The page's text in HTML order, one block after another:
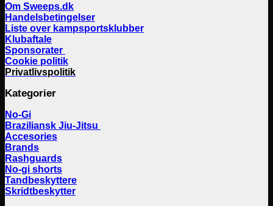
Om Sweeps.dk
Handelsbetingelser
Liste over kampsportsklubber
Klubaftale
Sponsorater
Cookie politik
Privatlivspolitik
Kategorier
No-Gi
Braziliansk Jiu-Jitsu
Accesories
Brands
Rashguards
No-gi shorts
Tandbeskyttere
Skridtbeskytter